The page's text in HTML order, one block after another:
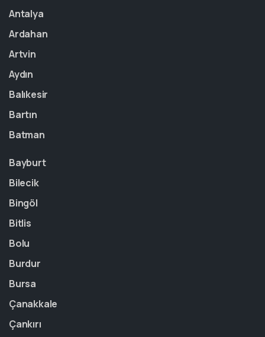
Antalya
Ardahan
Artvin
Aydın
Balıkesir
Bartın
Batman
Bayburt
Bilecik
Bingöl
Bitlis
Bolu
Burdur
Bursa
Çanakkale
Çankırı